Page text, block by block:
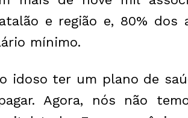
e região e, 80% dos
mínimo.
idoso ter um plano de
Agora, nós não